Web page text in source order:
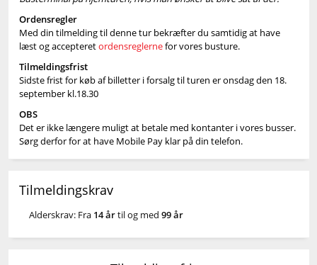
Ordensregler
Med din tilmelding til denne tur bekræfter du samtidig at have
læst og accepteretordensreglernefor vores busture.
Tilmeldingsfrist
Sidste frist for køb af billetter i forsalg til turen er onsdag den 18.
september kl.18.30
OBS
Det er ikke længere muligt at betale med kontanter i vores busser.
Sørg derfor for at have Mobile Pay klar på din telefon.
Tilmeldingskrav
Alderskrav: Fra 14 årtil og med 99 år